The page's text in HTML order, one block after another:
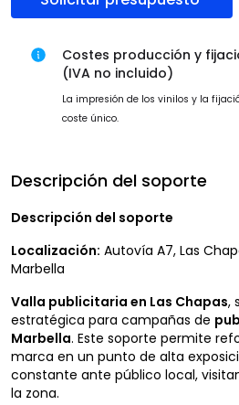
Costes producción y
(IVA no incluido)
La impresión de los vinilos y la
coste único.
Descripción del soporte
Descripción del soporte
Localización: Autovía A7, Las
Marbella
Valla publicitaria en Las Chapas,
estratégica para campañas de
Marbella. Este soporte permite
marca en un punto de alta
constante ante público local,
la zona.